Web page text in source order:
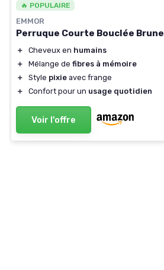
🔥 POPULAIRE
EMMOR
Perruque Courte Bouclée Brune
＋ Cheveux en humains
＋
Mélange de fibres à mémoire
＋
Style pixie avec frange
＋
Confort pour un usage quotidien
Voir l'offre